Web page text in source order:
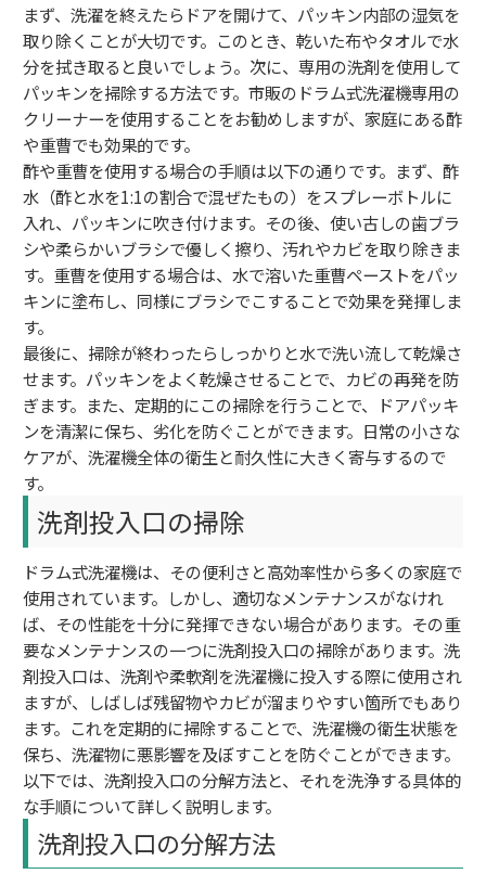
まず、洗濯を終えたらドアを開けて、パッキン内部の湿気を
取り除くことが大切です。このとき、乾いた布やタオルで水
分を拭き取ると良いでしょう。次に、専用の洗剤を使用して
パッキンを掃除する方法です。市販のドラム式洗濯機専用の
クリーナーを使用することをお勧めしますが、家庭にある酢
や重曹でも効果的です。
酢や重曹を使用する場合の手順は以下の通りです。まず、酢
水（酢と水を1:1の割合で混ぜたもの）をスプレーボトルに
入れ、パッキンに吹き付けます。その後、使い古しの歯ブラ
シや柔らかいブラシで優しく擦り、汚れやカビを取り除きま
す。重曹を使用する場合は、水で溶いた重曹ペーストをパッ
キンに塗布し、同様にブラシでこすることで効果を発揮しま
す。
最後に、掃除が終わったらしっかりと水で洗い流して乾燥さ
せます。パッキンをよく乾燥させることで、カビの再発を防
ぎます。また、定期的にこの掃除を行うことで、ドアパッキ
ンを清潔に保ち、劣化を防ぐことができます。日常の小さな
ケアが、洗濯機全体の衛生と耐久性に大きく寄与するので
す。
洗剤投入口の掃除
ドラム式洗濯機は、その便利さと高効率性から多くの家庭で
使用されています。しかし、適切なメンテナンスがなけれ
ば、その性能を十分に発揮できない場合があります。その重
要なメンテナンスの一つに洗剤投入口の掃除があります。洗
剤投入口は、洗剤や柔軟剤を洗濯機に投入する際に使用され
ますが、しばしば残留物やカビが溜まりやすい箇所でもあり
ます。これを定期的に掃除することで、洗濯機の衛生状態を
保ち、洗濯物に悪影響を及ぼすことを防ぐことができます。
以下では、洗剤投入口の分解方法と、それを洗浄する具体的
な手順について詳しく説明します。
洗剤投入口の分解方法